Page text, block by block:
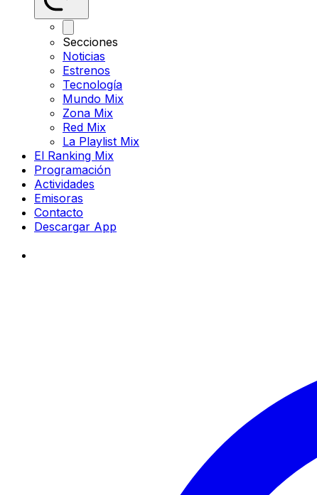
Secciones
Noticias
Estrenos
Tecnología
Mundo Mix
Zona Mix
Red Mix
La Playlist Mix
El Ranking Mix
Programación
Actividades
Emisoras
Contacto
Descargar App